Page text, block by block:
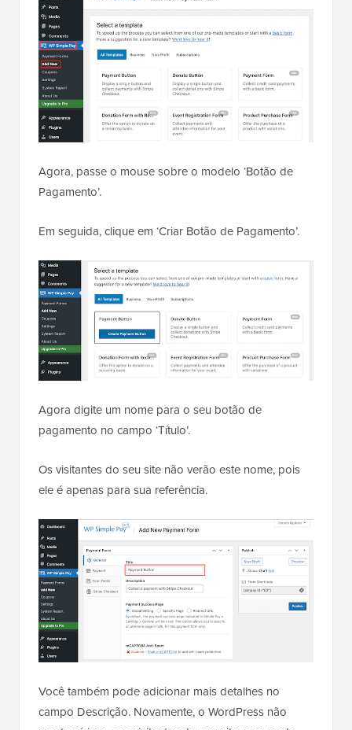
Agora, passe o mouse sobre o modelo ‘Botão de
Pagamento’.
Em seguida, clique em ‘Criar Botão de Pagamento’.
Agora digite um nome para o seu botão de
pagamento no campo ‘Título’.
Os visitantes do seu site não verão este nome, pois
ele é apenas para sua referência.
Você também pode adicionar mais detalhes no
campo Descrição. Novamente, o WordPress não